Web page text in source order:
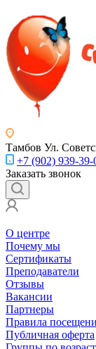
Тамбов Ул.
+7 (902) 939-39-
Заказать звонок
О центре
Почему мы
Сертификаты
Преподаватели
Отзывы
Вакансии
Партнеры
Правила
Публичная оферта